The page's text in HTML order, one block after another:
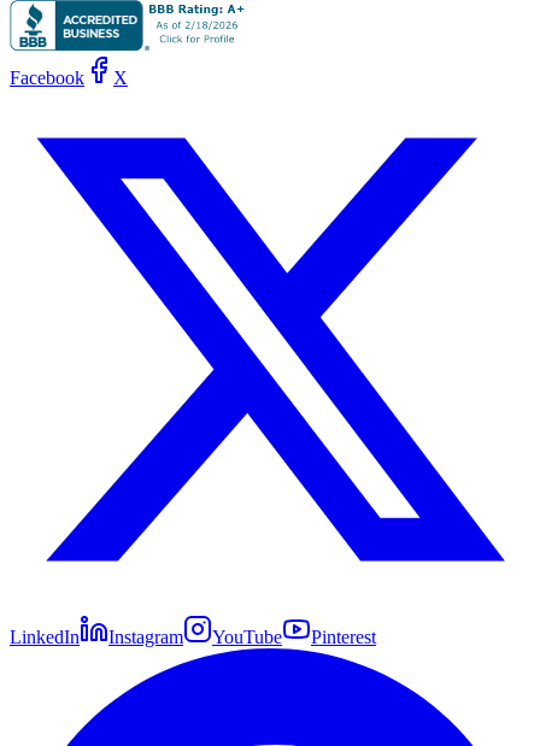
Facebook X
LinkedIn Instagram YouTube Pinterest